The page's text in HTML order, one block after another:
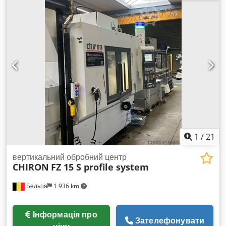
Швидкість обертання шпинделя: 12000 об/хв Швидкість
подачі: 60 м/хв Кріплення інструменту: SA40 Доступно 2
1 /21
Бельгія 1 936 km
вертикальний обробний центр
CHIRON FZ 15 S profile system
Зателефонувати